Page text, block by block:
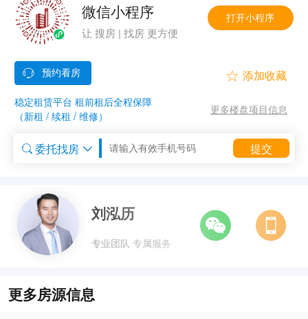

微信小程序
让 搜房 | 找房 更方便
打开小程序
稳定租赁平台 租前租后全程保障
（新租 / 续租 / 维修）

更多楼盘项目信息
 委托找房  提交
刘泓历
专业团队 专属服务
更多房源信息